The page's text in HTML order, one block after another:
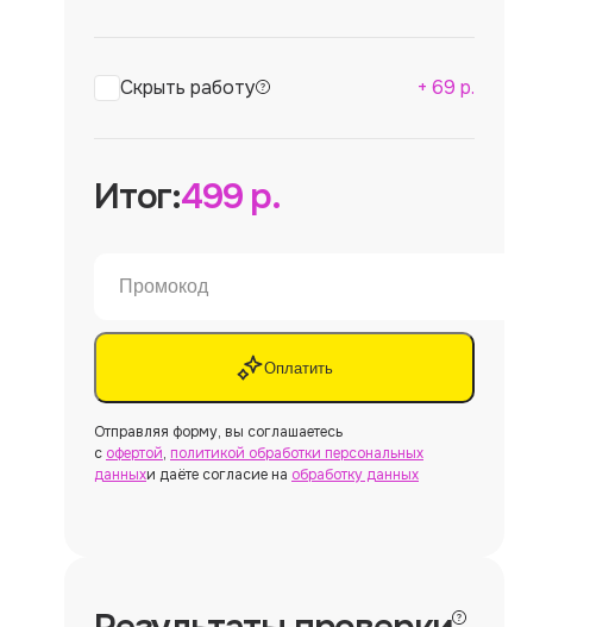
Скрыть работу + 69 р.
Итог:499р.
Оплатить
Отправляя форму, вы соглашаетесь
с офертой, политикой обработки персональных
данныхи даёте согласие на обработку данных